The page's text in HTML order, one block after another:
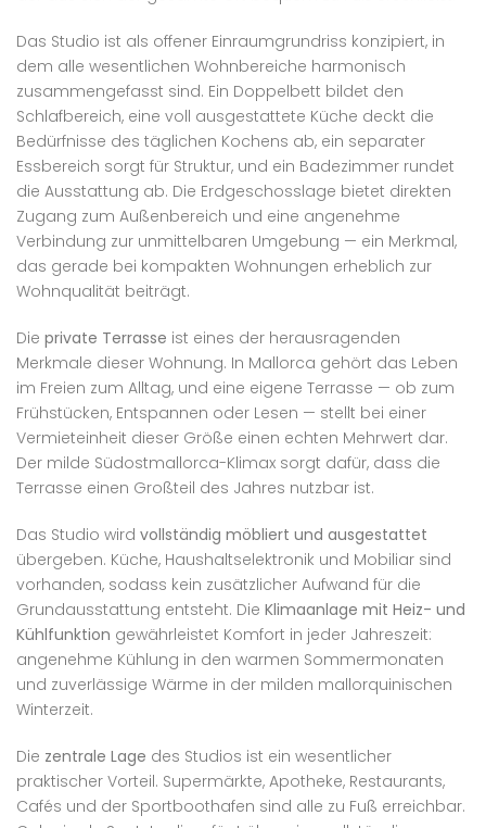
Das Studio ist als offener Einraumgrundriss konzipiert, in
dem alle wesentlichen Wohnbereiche harmonisch
zusammengefasst sind. Ein Doppelbett bildet den
Schlafbereich, eine voll ausgestattete Küche deckt die
Bedürfnisse des täglichen Kochens ab, ein separater
Essbereich sorgt für Struktur, und ein Badezimmer rundet
die Ausstattung ab. Die Erdgeschosslage bietet direkten
Zugang zum Außenbereich und eine angenehme
Verbindung zur unmittelbaren Umgebung — ein Merkmal,
das gerade bei kompakten Wohnungen erheblich zur
Wohnqualität beiträgt.
Die private Terrasse ist eines der herausragenden
Merkmale dieser Wohnung. In Mallorca gehört das Leben
im Freien zum Alltag, und eine eigene Terrasse — ob zum
Frühstücken, Entspannen oder Lesen — stellt bei einer
Vermieteinheit dieser Größe einen echten Mehrwert dar.
Der milde Südostmallorca-Klimax sorgt dafür, dass die
Terrasse einen Großteil des Jahres nutzbar ist.
Das Studio wird vollständig möbliert und ausgestattet
übergeben. Küche, Haushaltselektronik und Mobiliar sind
vorhanden, sodass kein zusätzlicher Aufwand für die
Grundausstattung entsteht. Die Klimaanlage mit Heiz- und
Kühlfunktion gewährleistet Komfort in jeder Jahreszeit:
angenehme Kühlung in den warmen Sommermonaten
und zuverlässige Wärme in der milden mallorquinischen
Winterzeit.
Die zentrale Lage des Studios ist ein wesentlicher
praktischer Vorteil. Supermärkte, Apotheke, Restaurants,
Cafés und der Sportboothafen sind alle zu Fuß erreichbar.